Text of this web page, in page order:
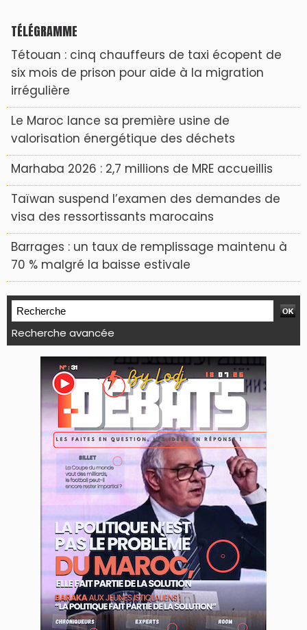
TÉLÉGRAMME
Tétouan : cinq chauffeurs de taxi écopent de
six mois de prison pour aide à la migration
irrégulière
Le Maroc lance sa première usine de
valorisation énergétique des déchets
Marhaba 2026 : 2,7 millions de MRE accueillis
Taïwan suspend l’examen des demandes de
visa des ressortissants marocains
Barrages : un taux de remplissage maintenu à
70 % malgré la baisse estivale
Recherche avancée